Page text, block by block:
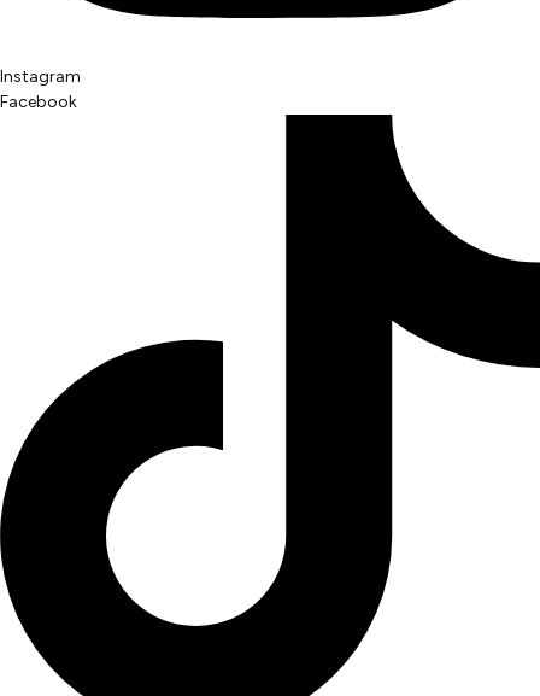
Instagram
Facebook